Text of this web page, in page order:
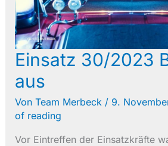
Einsatz 30/2023
aus
Von Team Merbeck / 9.
of reading
Vor Eintreffen der Einsatzkräfte